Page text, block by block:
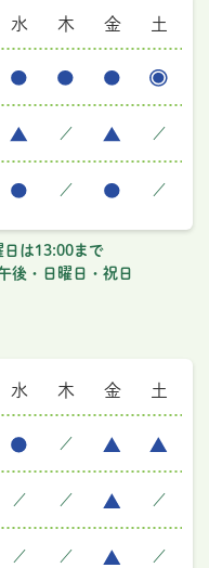
水 木 金 土
／ ／
／ ／
日は13:00まで
後・日曜日・祝日
水 木 金 土
／
／ ／ ／
／ ／ ／